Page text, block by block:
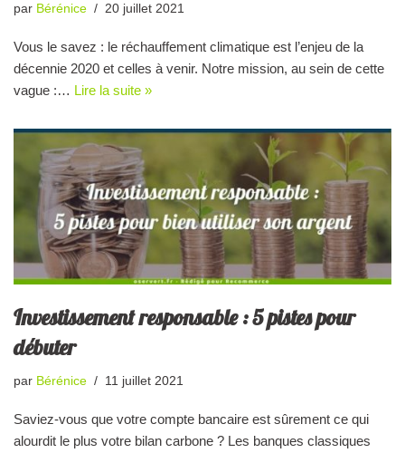
par Bérénice 20 juillet 2021
Vous le savez : le réchauffement climatique est l’enjeu de la
décennie 2020 et celles à venir. Notre mission, au sein de cette
vague :… Lire la suite »
Investissement responsable : 5 pistes pour
débuter
par Bérénice 11 juillet 2021
Saviez-vous que votre compte bancaire est sûrement ce qui
alourdit le plus votre bilan carbone ? Les banques classiques